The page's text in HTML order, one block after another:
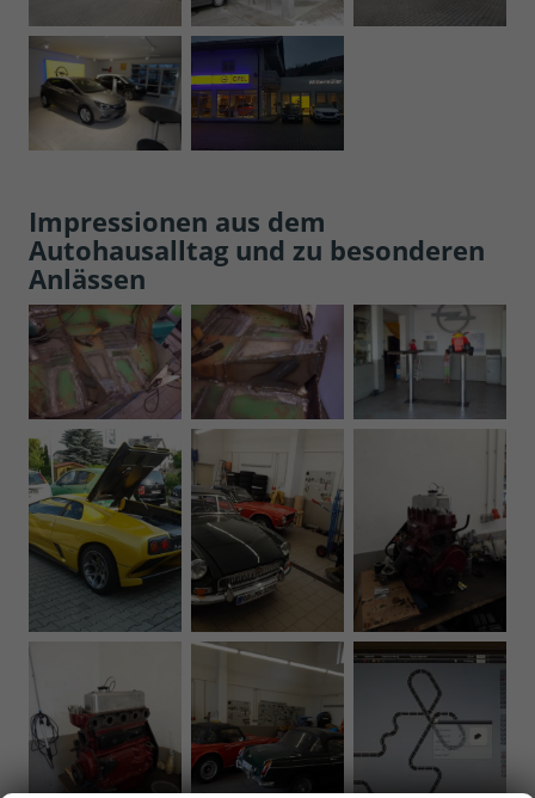
Impressionen aus dem
Autohausalltag und zu besonderen
Anlässen